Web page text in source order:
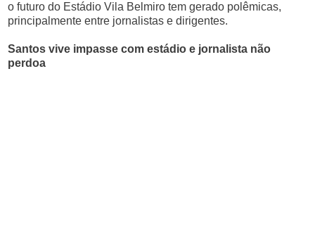
o futuro do Estádio Vila Belmiro tem gerado polêmicas,
principalmente entre jornalistas e dirigentes.
Santos vive impasse com estádio e jornalista não
perdoa